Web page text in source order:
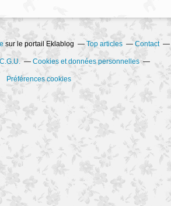
sur le portail Eklablog Top articles Contact
C.G.U. Cookies et données personnelles
Préférences cookies